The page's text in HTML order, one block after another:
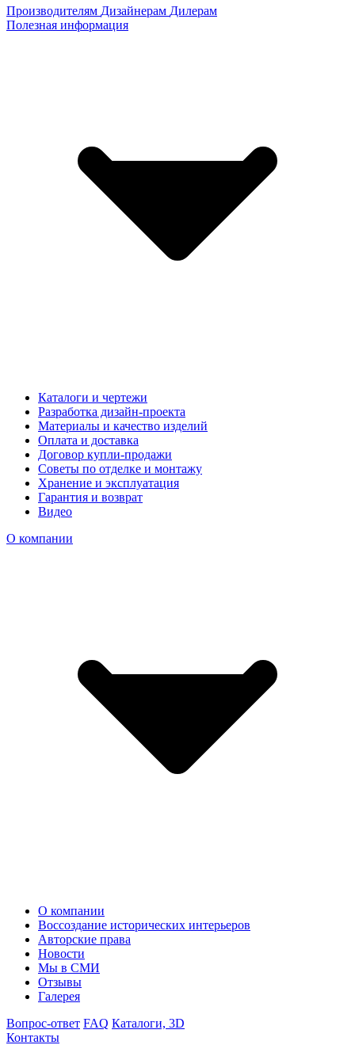
Производителям Дизайнерам Дилерам
Полезная информация
Каталоги и чертежи
Разработка дизайн-проекта
Материалы и качество изделий
Оплата и доставка
Договор купли-продажи
Советы по отделке и монтажу
Хранение и эксплуатация
Гарантия и возврат
Видео
О компании
О компании
Воссоздание исторических интерьеров
Авторские права
Новости
Мы в СМИ
Отзывы
Галерея
Вопрос-ответ FAQ Каталоги, 3D
Контакты